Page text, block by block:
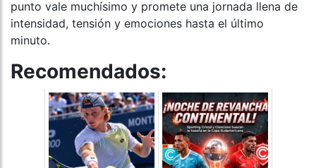
punto vale muchísimo y promete una jornada llena de
intensidad, tensión y emociones hasta el último
minuto.
Recomendados: